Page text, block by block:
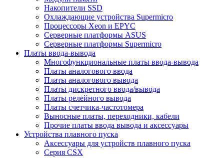
Накопители SSD
Охлаждающие устройства Supermicro
Процессоры Xeon и EPYC
Серверные платформы ASUS
Серверные платформы Supermicro
Платы ввода-вывода
Многофункциональные платы ввода-вывода
Платы аналогового ввода
Платы аналогового вывода
Платы дискретного ввода/вывода
Платы релейного вывода
Платы счетчика-частотомера
Выносные платы, переходники, кабели
Прочие платы ввода вывода и аксессуары
Устройства плавного пуска
Аксессуары для устройств плавного пуска
Серия CSX